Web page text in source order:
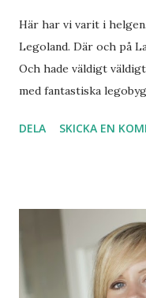
Här har vi varit i
Legoland. Där och på
Och hade väldigt
med fantastiska
Jag tar jobbet. Lilla O
mammans stora
fanns mängder med
hela familjer på
spelades också teater
DELA SKICKA EN